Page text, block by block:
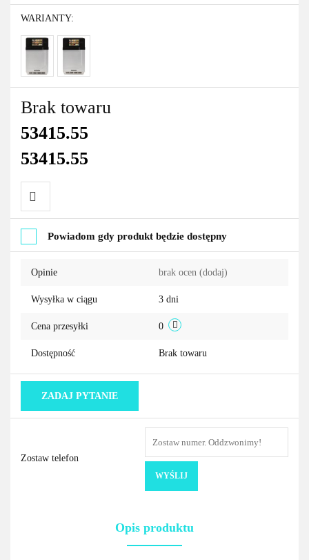
WARIANTY:
Brak towaru
53415.55
53415.55
Do
Powiadom gdy produkt będzie dostępny
Opinie brak ocen (dodaj)
Wysyłka w ciągu 3 dni
Cena przesyłki 0
Dostępność Brak towaru
ZADAJ PYTANIE
Zostaw telefon
WYŚLIJ
Opis produktu